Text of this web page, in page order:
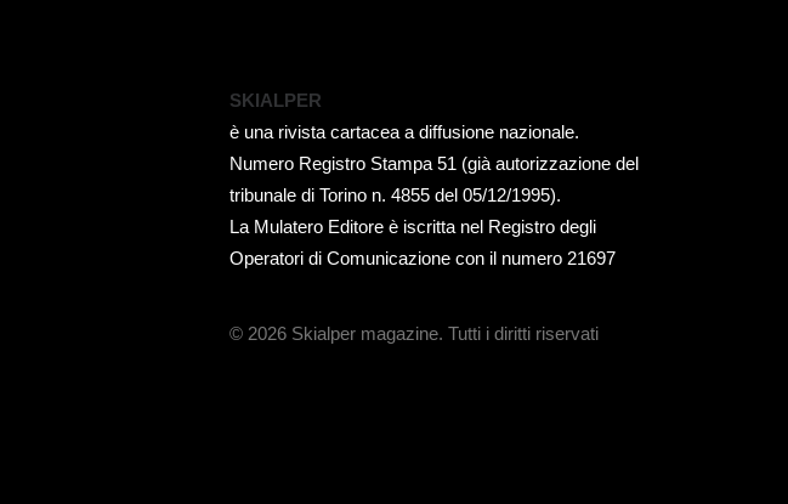
SKIALPER
è una rivista cartacea a diffusione nazionale.
Numero Registro Stampa 51 (già autorizzazione del
tribunale di Torino n. 4855 del 05/12/1995).
La Mulatero Editore è iscritta nel Registro degli
Operatori di Comunicazione con il numero 21697
© 2026 Skialper magazine. Tutti i diritti riservati